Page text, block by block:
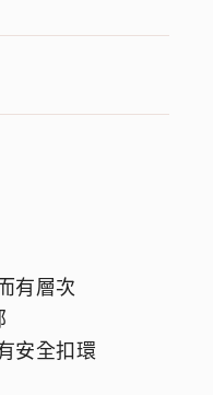
有層次
安全扣環